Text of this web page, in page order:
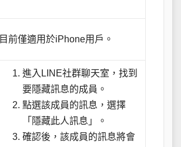
目前僅適用於iPhone用戶。
進入LINE社群聊天室，找到
要隱藏訊息的成員。
點選該成員的訊息，選擇
「隱藏此人訊息」。
確認後，該成員的訊息將會